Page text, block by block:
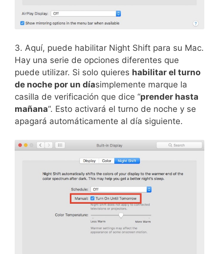
3. Aquí, puede habilitar Night Shift para su Mac.
Hay una serie de opciones diferentes que
puede utilizar. Si solo quieres habilitar el turno
de noche por un díasimplemente marque la
casilla de verificación que dice “prender hasta
mañana“. Esto activará el turno de noche y se
apagará automáticamente al día siguiente.